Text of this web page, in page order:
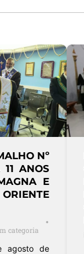
LOJA
ARTE
DIA
ORDEM
4 de agosto
Sem